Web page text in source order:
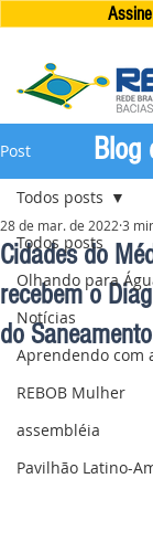
Post
Todos posts
Olhando para
Notícias
Aprendendo com
REBOB Mulher
assembléia
Pavilhão Latino-
Todos posts
Cidades do
recebem o
do
28 de mar. de 2022 3
Blog